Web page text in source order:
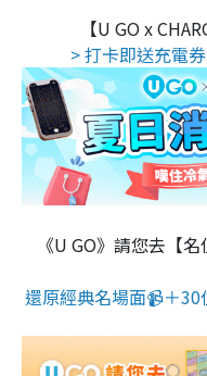
【U GO x
> 打卡即送充電
《U GO》請您去【
還原經典名場面📹＋